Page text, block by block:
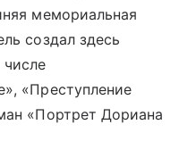
мемориальная
создал здесь
«Преступление
«Портрет Дориана